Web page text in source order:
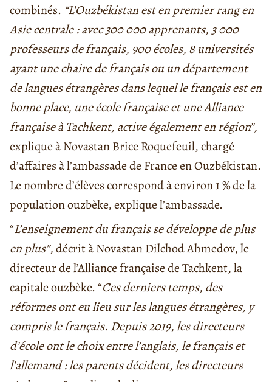
combinés. “L’Ouzbékistan est en premier rang en
Asie centrale : avec 300 000 apprenants, 3 000
professeurs de français, 900 écoles, 8 universités
ayant une chaire de français ou un département
de langues étrangères dans lequel le français est en
bonne place, une école française et une Alliance
française à Tachkent, active également en région”,
explique à Novastan Brice Roquefeuil, chargé
d’affaires à l’ambassade de France en Ouzbékistan.
Le nombre d’élèves correspond à environ 1 % de la
population ouzbèke, explique l’ambassade.
“L’enseignement du français se développe de plus
en plus”,décrit à Novastan Dilchod Ahmedov, le
directeur de l’Alliance française de Tachkent, la
capitale ouzbèke. “Ces derniers temps, des
réformes ont eu lieu sur les langues étrangères, y
compris le français. Depuis 2019, les directeurs
d’école ont le choix entre l’anglais, le français et
l’allemand : les parents décident, les directeurs